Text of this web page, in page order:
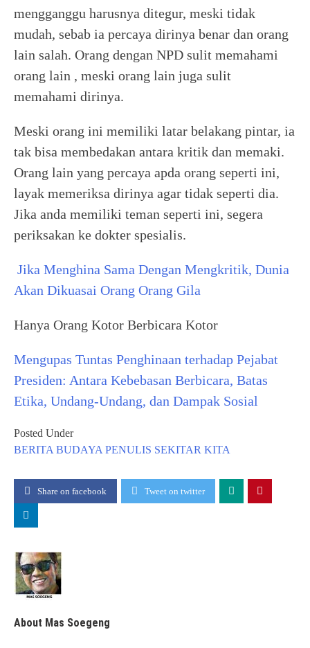
mengganggu harusnya ditegur, meski tidak
mudah, sebab ia percaya dirinya benar dan orang
lain salah. Orang dengan NPD sulit memahami
orang lain , meski orang lain juga sulit
memahami dirinya.
Meski orang ini memiliki latar belakang pintar, ia
tak bisa membedakan antara kritik dan memaki.
Orang lain yang percaya apda orang seperti ini,
layak memeriksa dirinya agar tidak seperti dia.
Jika anda memiliki teman seperti ini, segera
periksakan ke dokter spesialis.
Jika Menghina Sama Dengan Mengkritik, Dunia
Akan Dikuasai Orang Orang Gila
Hanya Orang Kotor Berbicara Kotor
Mengupas Tuntas Penghinaan terhadap Pejabat
Presiden: Antara Kebebasan Berbicara, Batas
Etika, Undang-Undang, dan Dampak Sosial
Posted Under
BERITA BUDAYA PENULIS SEKITAR KITA
Share on facebook Tweet on twitter
About Mas Soegeng